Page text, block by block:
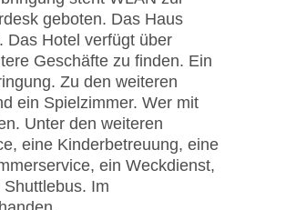
geboten. Das Haus
Das Hotel verfügt über
Geschäfte zu finden. Ein
Zu den weiteren
ein Spielzimmer. Wer mit
Unter den weiteren
eine Kinderbetreuung, eine
ein Weckdienst,
Im